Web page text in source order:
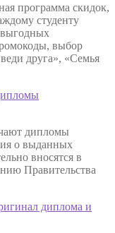
программа скидок,
студенту
выбор
друга», «Семья
дипломы
о выданных
вносятся в
Правительства
диплома и